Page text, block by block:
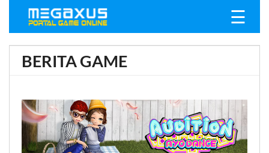
☰
BERITA GAME